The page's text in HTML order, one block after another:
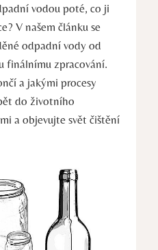
vodou poté, co ji
V našem článku se
odpadní vody od
finálnímu zpracování.
a jakými procesy
do životního
a objevujte svět čištění